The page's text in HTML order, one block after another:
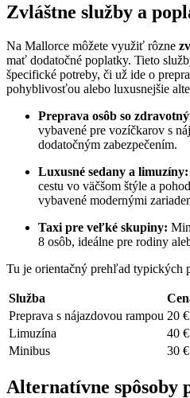
Zvláštne služby a
Na Mallorce môžete využiť rôzne
mať dodatočné poplatky. Tieto
špecifické potreby, či už ide o
pohyblivosťou alebo luxusnejšie
Preprava osôb so
vybavené pre vozíčkarov s
dodatočným zabezpečením.
Luxusné sedany a limuzíny:
cestu vo väčšom štýle a
vybavené modernými
Taxi pre veľké skupiny:
8 osôb, ideálne pre rodiny
Tu je orientačný prehľad typických
Služba
Preprava s nájazdovou rampou 20
Limuzína
40
Minibus
30
Alternatívne spôsoby